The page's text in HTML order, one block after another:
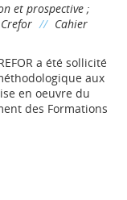
et prospective ;
Crefor // Cahier
a été sollicité
aux
en oeuvre du
des Formations